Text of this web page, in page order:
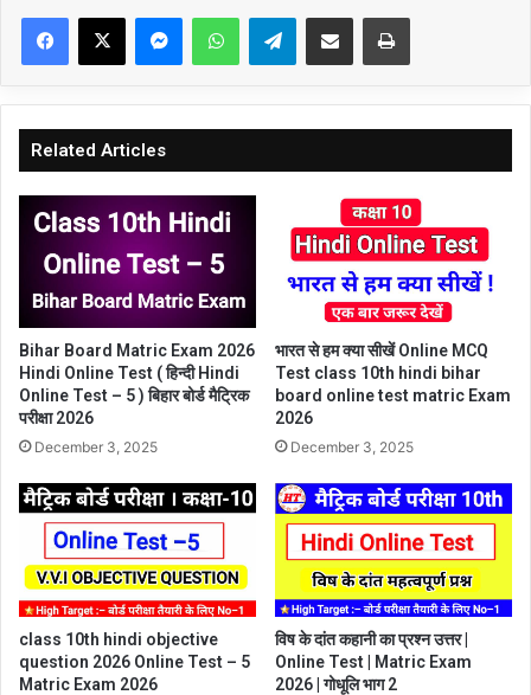
Facebook
X MessengerWhatsAppTelegramShare via Email Print
Related Articles
Bihar Board Matric Exam 2026
Hindi Online Test ( हिन्दी Hindi
Online Test – 5 ) बिहार बोर्ड मैट्रिक
परीक्षा 2026
December 3, 2025
भारत से हम क्या सीखें Online MCQ
Test class 10th hindi bihar
board online test matric Exam
2026
December 3, 2025
class 10th hindi objective
question 2026 Online Test – 5
Matric Exam 2026
विष के दांत कहानी का प्रश्न उत्तर |
Online Test | Matric Exam
2026 | गोधूलि भाग 2